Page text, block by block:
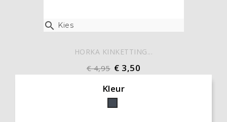
 Kies
HORKA KINKETTING...
€ 4,95 € 3,50
Kleur
Zwart